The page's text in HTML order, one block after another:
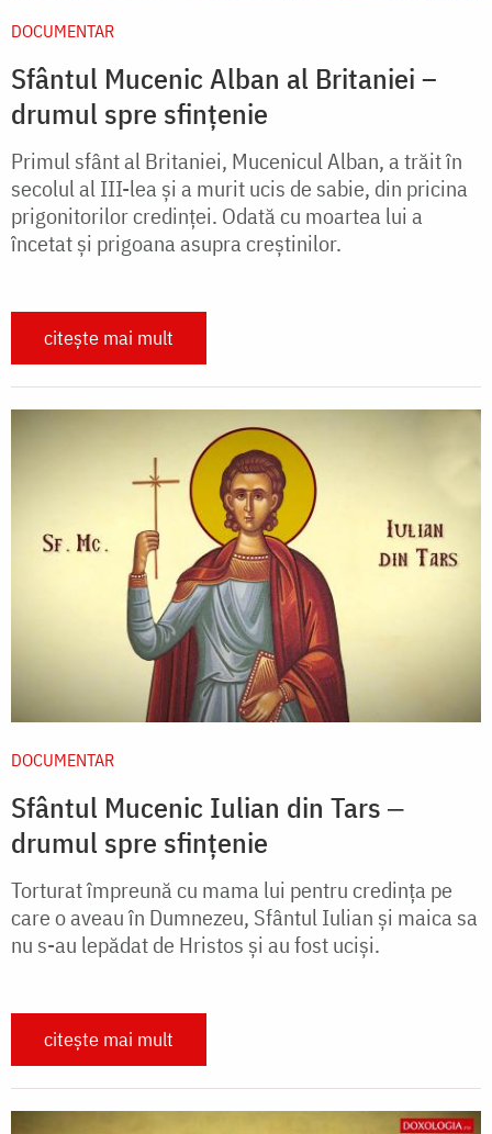
DOCUMENTAR
Sfântul Mucenic Alban al Britaniei –
drumul spre sfințenie
Primul sfânt al Britaniei, Mucenicul Alban, a trăit în
secolul al III-lea și a murit ucis de sabie, din pricina
prigonitorilor credinței. Odată cu moartea lui a
încetat și prigoana asupra creștinilor.
citește mai mult
DOCUMENTAR
Sfântul Mucenic Iulian din Tars ‒
drumul spre sfințenie
Torturat împreună cu mama lui pentru credința pe
care o aveau în Dumnezeu, Sfântul Iulian și maica sa
nu s-au lepădat de Hristos și au fost uciși.
citește mai mult